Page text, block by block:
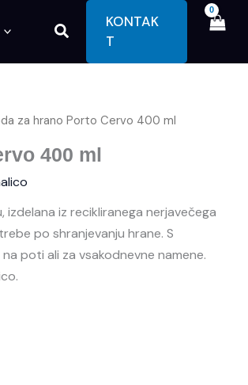
Search
KONTAK
T
za hrano Porto Cervo 400 ml
400 ml
iz recikliranega nerjavečega
po shranjevanju hrane. S
poti ali za vsakodnevne namene.